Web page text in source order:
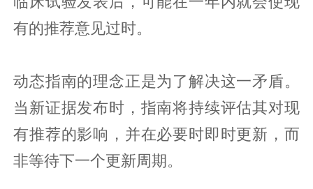
有的推荐意见过时。
动态指南的理念正是为了解决这一矛盾。
当新证据发布时，指南将持续评估其对现
有推荐的影响，并在必要时即时更新，而
非等待下一个更新周期。